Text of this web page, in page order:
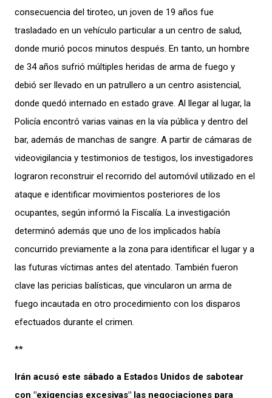
consecuencia del tiroteo, un joven de 19 años fue
trasladado en un vehículo particular a un centro de salud,
donde murió pocos minutos después. En tanto, un hombre
de 34 años sufrió múltiples heridas de arma de fuego y
debió ser llevado en un patrullero a un centro asistencial,
donde quedó internado en estado grave. Al llegar al lugar, la
Policía encontró varias vainas en la vía pública y dentro del
bar, además de manchas de sangre. A partir de cámaras de
videovigilancia y testimonios de testigos, los investigadores
lograron reconstruir el recorrido del automóvil utilizado en el
ataque e identificar movimientos posteriores de los
ocupantes, según informó la Fiscalía. La investigación
determinó además que uno de los implicados había
concurrido previamente a la zona para identificar el lugar y a
las futuras víctimas antes del atentado. También fueron
clave las pericias balísticas, que vincularon un arma de
fuego incautada en otro procedimiento con los disparos
efectuados durante el crimen.
**
Irán acusó este sábado a Estados Unidos de sabotear
con "exigencias excesivas" las negociaciones para